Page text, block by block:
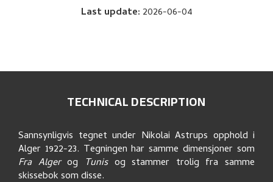
Last update: 2026-06-04
TECHNICAL DESCRIPTION
Sannsynligvis tegnet under Nikolai Astrups opphold i
Alger 1922-23. Tegningen har samme dimensjoner som
Fra Algerog Tunisog stammer trolig fra samme
skissebok som disse.